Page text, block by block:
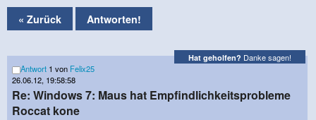
« Zurück Antworten!
Hat geholfen? Danke sagen!
Antwort 1 von Felix25
26.06.12, 19:58:58
Re: Windows 7: Maus hat Empfindlichkeitsprobleme
Roccat kone